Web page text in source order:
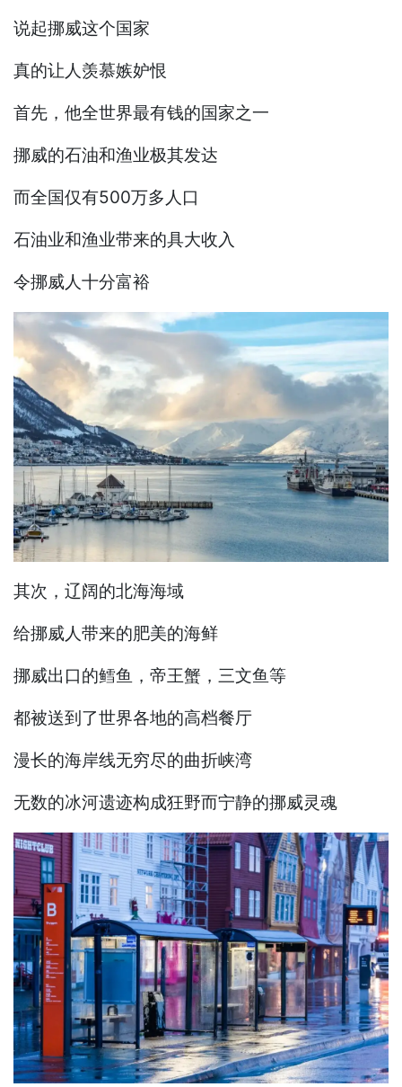
说起挪威这个国家
真的让人羡慕嫉妒恨
首先，他全世界最有钱的国家之一
挪威的石油和渔业极其发达
而全国仅有500万多人口
石油业和渔业带来的具大收入
令挪威人十分富裕
其次，辽阔的北海海域
给挪威人带来的肥美的海鲜
挪威出口的鳕鱼，帝王蟹，三文鱼等
都被送到了世界各地的高档餐厅
漫长的海岸线无穷尽的曲折峡湾
无数的冰河遗迹构成狂野而宁静的挪威灵魂